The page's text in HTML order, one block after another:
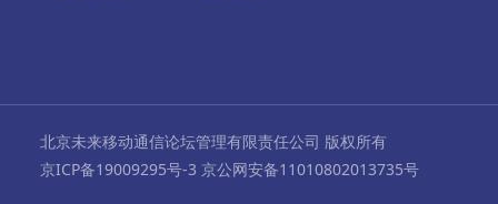
北京未来移动通信论坛管理有限责任公司 版权所有
京ICP备19009295号-3 京公网安备11010802013735号